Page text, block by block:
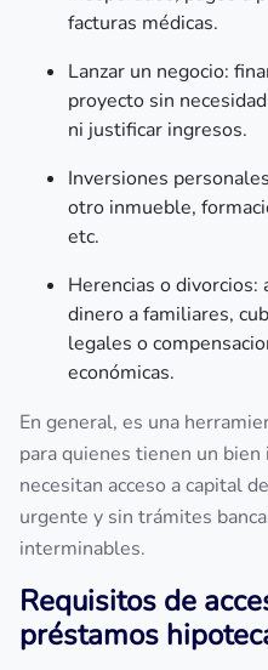
facturas médicas.
Lanzar un negocio:
proyecto sin
ni justificar ingresos.
Inversiones
otro inmueble,
etc.
Herencias o divorcios:
dinero a familiares,
legales o
económicas.
En general, es una
para quienes tienen un
necesitan acceso a capital
urgente y sin trámites
interminables.
Requisitos de
préstamos